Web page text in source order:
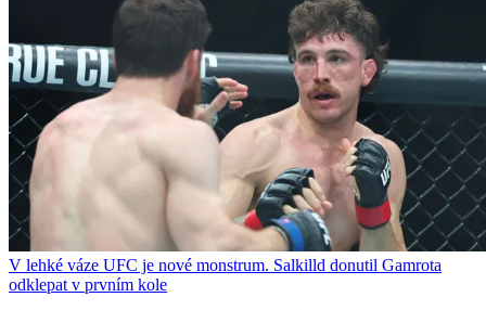
V lehké váze UFC je nové monstrum. Salkilld donutil Gamrota
odklepat v prvním kole